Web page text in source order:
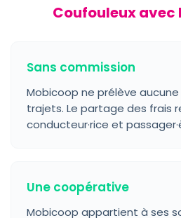
Coufouleux avec
Sans commission
Mobicoop ne prélève
trajets. Le partage des frais
conducteur·rice et
Une coopérative
Mobicoop appartient à ses